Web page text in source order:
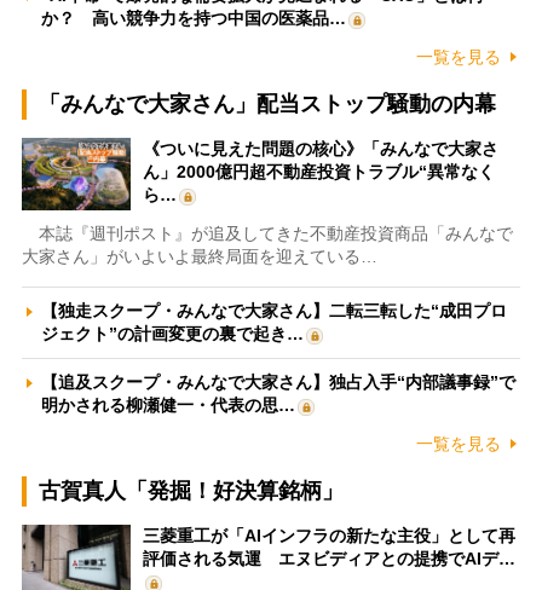
か？ 高い競争力を持つ中国の医薬品…
一覧を見る
「みんなで大家さん」配当ストップ騒動の内幕
《ついに見えた問題の核心》「みんなで大家さ
ん」2000億円超不動産投資トラブル“異常なく
ら…
本誌『週刊ポスト』が追及してきた不動産投資商品「みんなで
大家さん」がいよいよ最終局面を迎えている…
【独走スクープ・みんなで大家さん】二転三転した“成田プロ
ジェクト”の計画変更の裏で起き…
【追及スクープ・みんなで大家さん】独占入手“内部議事録”で
明かされる柳瀬健一・代表の思…
一覧を見る
古賀真人「発掘！好決算銘柄」
三菱重工が「AIインフラの新たな主役」として再
評価される気運 エヌビディアとの提携でAIデ…